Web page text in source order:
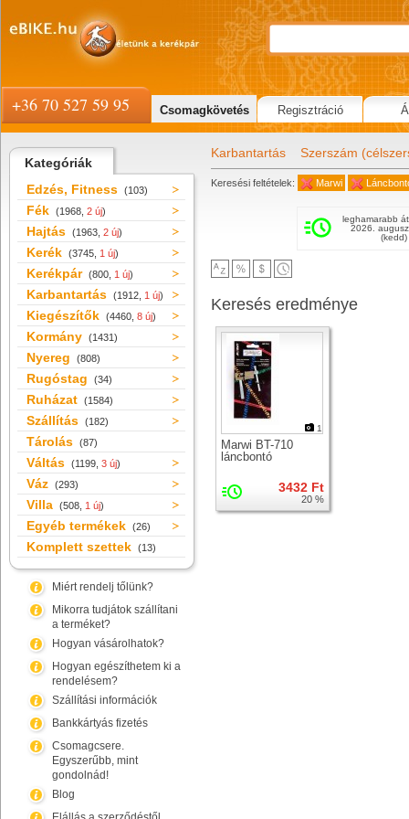
Kategóriák
Edzés, Fitness (103)
Fék (1968, 2 új)
Hajtás (1963, 2 új)
Kerék (3745, 1 új)
Kerékpár (800, 1 új)
Karbantartás (1912, 1 új)
Kiegészítők (4460, 8 új)
Kormány (1431)
Nyereg (808)
Rugóstag (34)
Ruházat (1584)
Szállítás (182)
Tárolás (87)
Váltás (1199, 3 új)
Váz (293)
Villa (508, 1 új)
Egyéb termékek (26)
Komplett szettek (13)
Miért rendelj tőlünk?
Mikorra tudjátok szállítani
a terméket?
Hogyan vásárolhatok?
Hogyan egészíthetem ki a
rendelésem?
Szállítási információk
Bankkártyás fizetés
Csomagcsere.
Egyszerűbb, mint
gondolnád!
Blog
Karbantartás Szerszám
Keresési feltételek: Marwi
leghamarabb
2026.
(kedd)
Keresés eredménye
1
Marwi BT-710
láncbontó
3432 Ft
20 %
+36 70 527 59 95 Csomagkövetés Regisztráció